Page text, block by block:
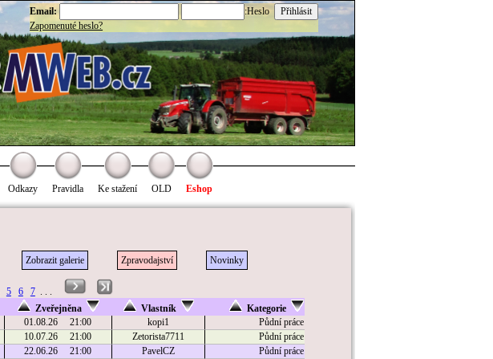
Email:
:Heslo
Zapomenuté heslo?
Odkazy Pravidla Ke stažení OLD Eshop
Zobrazit galerie Zpravodajství Novinky
5 6 7. . .
Zveřejněna Vlastník
Kategorie
01.08.26 21:00 kopi1
Půdní práce
10.07.26 21:00 Zetorista7711
Půdní práce
22.06.26 21:00 PavelCZ
Půdní práce